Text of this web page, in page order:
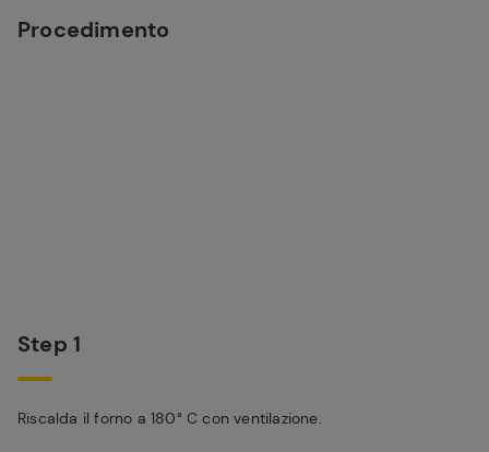
Procedimento
Step 1
Riscalda il forno a 180° C con ventilazione.